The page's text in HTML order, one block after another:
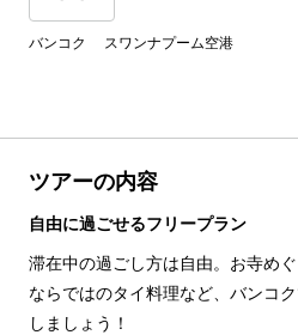
バンコク スワンナプーム空港
ツアーの内容
自由に過ごせるフリープラン
滞在中の過ごし方は自由。お寺め
ならではのタイ料理など、バンコ
しましょう！